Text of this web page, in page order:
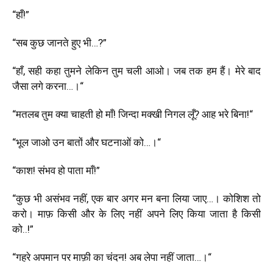
“हाँ!”
“सब कुछ जानते हुए भी…?”
“हाँ,सही कहा तुमने लेकिन तुम चली आओ। जब तक हम हैं। मेरे बाद
जैसा लगे करना…। “
“मतलब तुम क्या चाहती हो माँ! जिन्दा मक्खी निगल लूँ? आह भरे बिना!“
“भूल जाओ उन बातों और घटनाओं को…। “
“काश! संभव हो पाता माँ!”
“कुछ भी असंभव नहीं,एक बार अगर मन बना लिया जाए…। कोशिश तो
करो। माफ़ किसी और के लिए नहीं अपने लिए किया जाता है किसी
को..!”
“गहरेअपमान पर माफ़ी का चंदन! अब लेपा नहीं जाता…। “